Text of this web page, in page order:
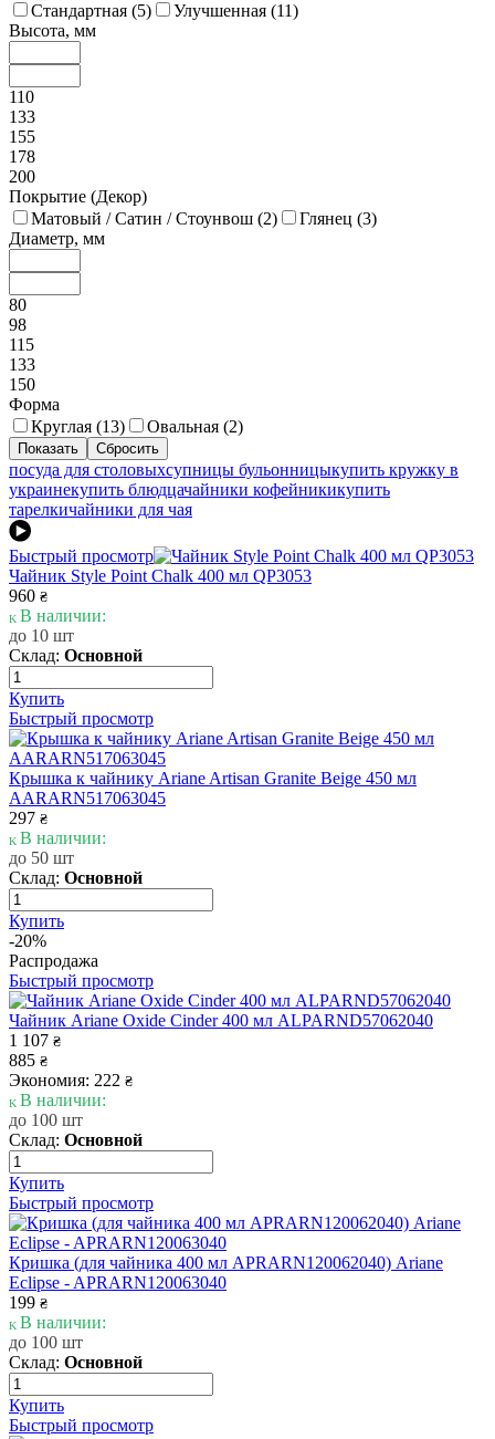
Стандартная (5) Улучшенная (11)
Высота, мм
110
133
155
178
200
Покрытие (Декор)
Матовый / Сатин / Стоунвош (2) Глянец (3)
Диаметр, мм
80
98
115
133
150
Форма
Круглая (13) Овальная (2)
посуда для столовыхсупницы бульонницыкупить кружку в
украинекупить блюдцачайники кофейникикупить
тарелкичайники для чая
Быстрый просмотр
Чайник Style Point Chalk 400 мл QP3053
960 ₴
В наличии:
до 10 шт
Склад: Основной
Купить
Быстрый просмотр
Крышка к чайнику Ariane Artisan Granite Beige 450 мл
AARARN517063045
297 ₴
В наличии:
до 50 шт
Склад: Основной
Купить
-20%
Распродажа
Быстрый просмотр
Чайник Ariane Oxide Cinder 400 мл ALPARND57062040
1 107 ₴
885 ₴
Экономия: 222 ₴
В наличии:
до 100 шт
Склад: Основной
Купить
Быстрый просмотр
Кришка (для чайника 400 мл APRARN120062040) Ariane
Eclipse - APRARN120063040
199 ₴
В наличии:
до 100 шт
Склад: Основной
Купить
Быстрый просмотр